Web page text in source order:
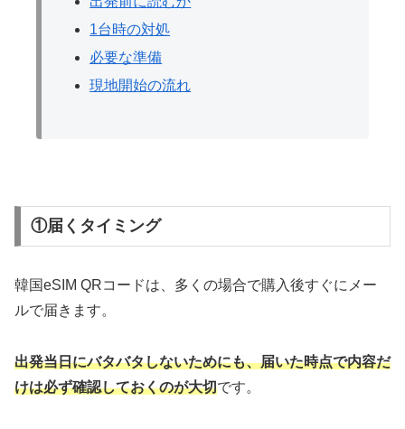
1台時の対処
必要な準備
現地開始の流れ
①届くタイミング
韓国eSIM QRコードは、多くの場合で購入後すぐにメー
ルで届きます。
出発当日にバタバタしないためにも、届いた時点で内容だ
けは必ず確認しておくのが大切です。